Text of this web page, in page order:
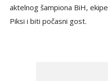
aktelnog šampiona BiH,
Piksi i biti počasni gost.